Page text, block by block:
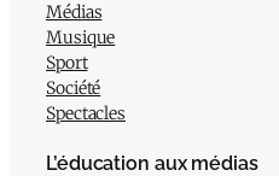
Médias
Musique
Sport
Société
Spectacles
L’éducation aux médias